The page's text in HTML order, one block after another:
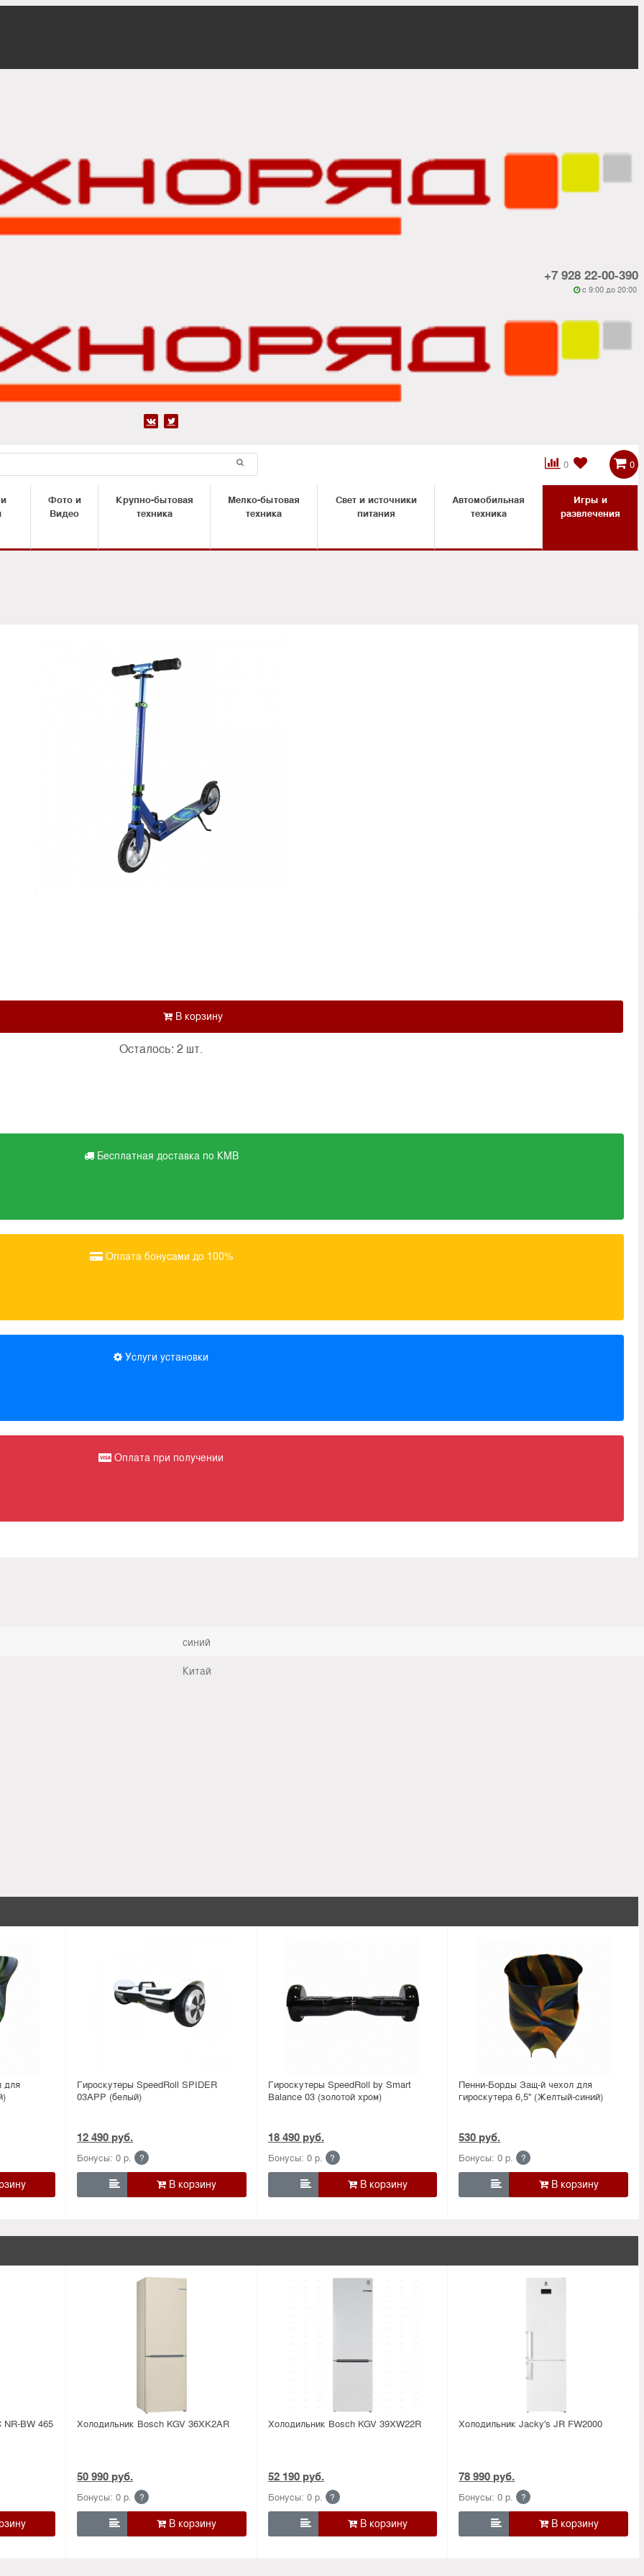
+7 928 22-00-390
 c 9:00 до 20:00
 
0

 0
Фото и
Видео
Крупно-бытовая
техника
Мелко-бытовая
техника
Свет и источники
питания
Автомобильная
техника
Игры и
развлечения
Осталось: 2 шт.
Бесплатная доставка по КМВ
Оплата бонусами до 100%
Услуги установки
Оплата при получении
синий
Китай
для
Гироскутеры SpeedRoll SPIDER
03APP (белый)
12 490 руб.
Бонусы: 0 р. ?

Гироскутеры SpeedRoll by Smart
Balance 03 (золотой хром)
18 490 руб.
Бонусы: 0 р. ?

Пенни-Борды Защ-й чехол для
гироскутера 6,5'' (Желтый-синий)
530 руб.
Бонусы: 0 р. ?

NR-BW 465
Холодильник Bosсh KGV 36XK2AR
50 990 руб.
Бонусы: 0 р. ?

Холодильник Bosсh KGV 39XW22R
52 190 руб.
Бонусы: 0 р. ?

Холодильник Jacky's JR FW2000
78 990 руб.
Бонусы: 0 р. ?
